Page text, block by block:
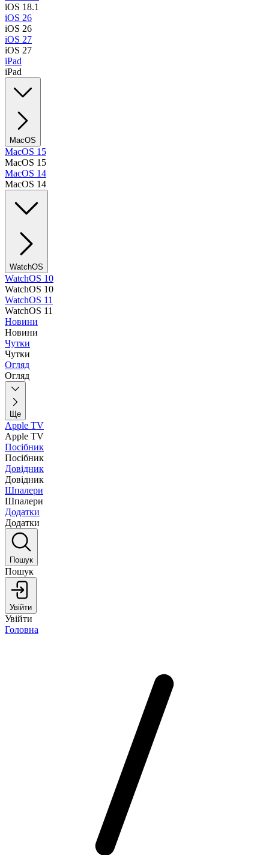
iOS 18.1
iOS 26
iOS 26
iOS 27
iOS 27
iPad
iPad
MacOS
MacOS 15
MacOS 15
MacOS 14
MacOS 14
WatchOS
WatchOS 10
WatchOS 10
WatchOS 11
WatchOS 11
Новини
Новини
Чутки
Чутки
Огляд
Огляд
Ще
Apple TV
Apple TV
Посібник
Посібник
Довідник
Довідник
Шпалери
Шпалери
Додатки
Додатки
Пошук
Пошук
Увійти
Увійти
Головна